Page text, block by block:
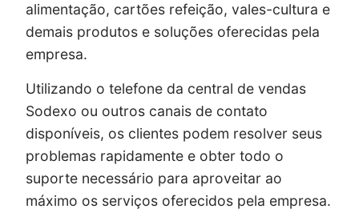
alimentação, cartões refeição, vales-cultura e
demais produtos e soluções oferecidas pela
empresa.
Utilizando o telefone da central de vendas
Sodexo ou outros canais de contato
disponíveis, os clientes podem resolver seus
problemas rapidamente e obter todo o
suporte necessário para aproveitar ao
máximo os serviços oferecidos pela empresa.